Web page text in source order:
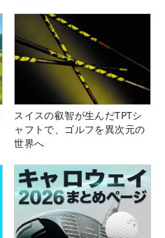
スイスの叡智が生んだTPTシ
ャフトで、ゴルフを異次元の
世界へ